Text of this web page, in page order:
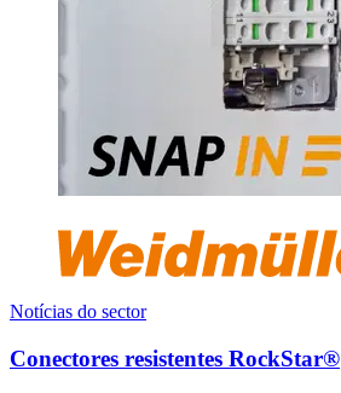
Notícias do sector
Conectores resistentes RockStar®